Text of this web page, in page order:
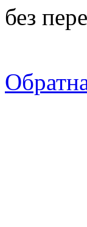
без